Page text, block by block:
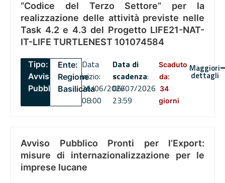
“Codice del Terzo Settore” per la
realizzazione delle attività previste nelle
Task 4.2 e 4.3 del Progetto LIFE21-NAT-
IT-LIFE TURTLENEST 101074584
Tipo:
Avviso
Pubblico
Ente:
Regione
Basilicata
Data
inizio:
26/06/2026
08:00
Data di
scadenza:
06/07/2026
23:59
Scaduto
da:
34
giorni
Maggiori
dettagli
Avviso Pubblico Pronti per l’Export:
misure di internazionalizzazione per le
imprese lucane